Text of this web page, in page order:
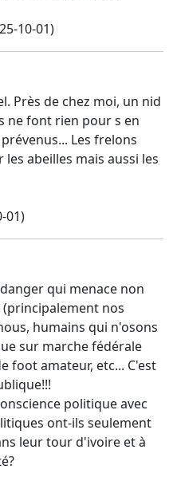
10-01)
Près de chez moi, un nid
ne font rien pour s en
Les frelons
abeilles mais aussi les
01)
qui menace non
nos
humains qui n'osons
sur marche fédérale
foot amateur, etc... C'est
politique avec
ont-ils seulement
leur tour d'ivoire et à